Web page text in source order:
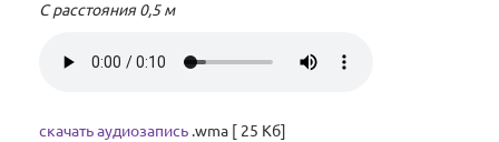
С расстояния 0,5 м
скачать аудиозапись .wma [ 25 Кб]